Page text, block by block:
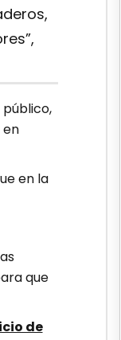
en
en la
que
de